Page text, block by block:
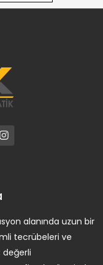
alanında uzun bir
tecrübeleri ve